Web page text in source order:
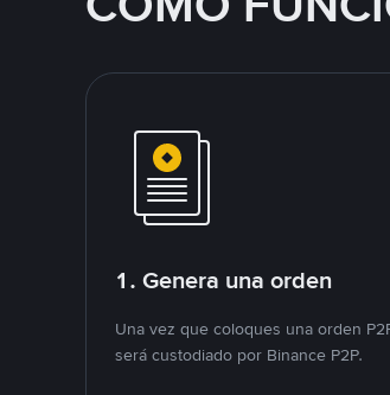
1. Genera una orden
Una vez que coloques una orden
será custodiado por Binance P2P.